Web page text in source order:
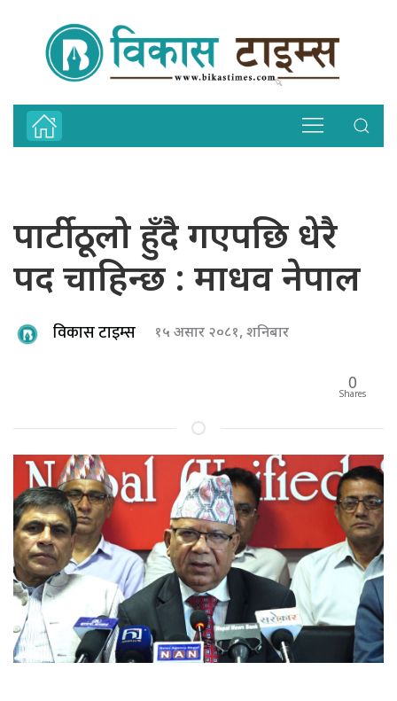
पार्टी ठूलो हुँदै गएपछि धेरै
पद चाहिन्छ : माधव नेपाल
विकास टाइम्स १५ असार २०८१, शनिबार
0
Shares